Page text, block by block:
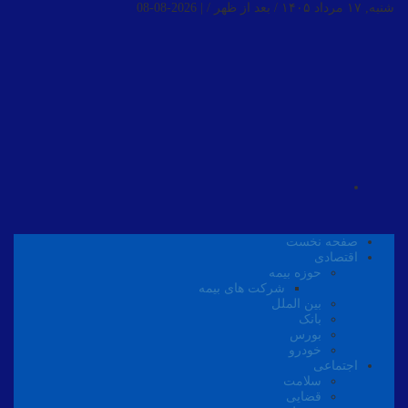
شنبه, ۱۷ مرداد ۱۴۰۵ / بعد از ظهر / 2026-08-08
صفحه نخست
اقتصادی
حوزه بیمه
شرکت های بیمه
بین الملل
بانک
بورس
خودرو
اجتماعی
سلامت
قضایی